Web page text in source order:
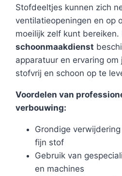
Stofdeeltjes kunnen zich
ventilatieopeningen en op
moeilijk zelf kunt bereiken.
schoonmaakdienst
apparatuur en ervaring
stofvrij en schoon op te
Voordelen van
verbouwing:
Grondige
fijn stof
Gebruik van
en machines